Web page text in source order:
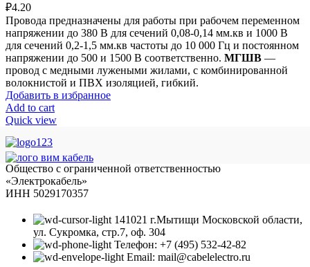
₽4.20
Провода предназначены для работы при рабочем переменном
напряжении до 380 В для сечений 0,08-0,14 мм.кв и 1000 В
для сечений 0,2-1,5 мм.кв частоты до 10 000 Гц и постоянном
напряжении до 500 и 1500 В соответственно. МГШВ —
провод с медными лужеными жилами, с комбинированной
волокнистой и ПВХ изоляцией, гибкий.
Добавить в избранное
Add to cart
Quick view
Общество с ограниченной ответственностью
«Электрокабель»
ИНН 5029170357
141021 г.Мытищи Московской области,
ул. Сукромка, стр.7, оф. 304
Телефон: +7 (495) 532-42-82
Email: mail@cabelelectro.ru